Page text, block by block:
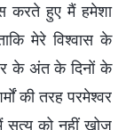
करते हुए मैं हमेशा
मेरे विश्वास के
के अंत के दिनों के
की तरह परमेश्वर
सत्य को नहीं खोज